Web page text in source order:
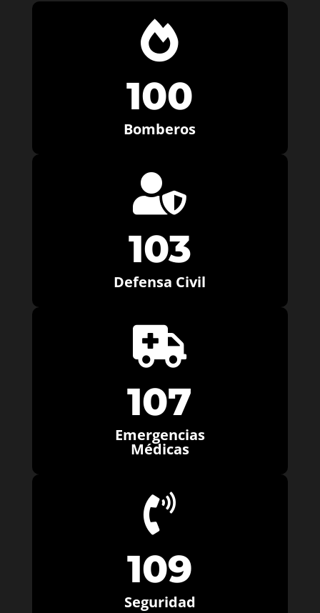

100
Bomberos

103
Defensa Civil

107
Emergencias
Médicas

109
Seguridad